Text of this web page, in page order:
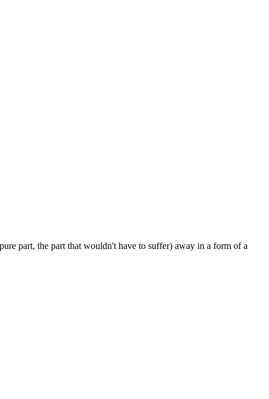
part, the part that wouldn't have to suffer) away in a form of a